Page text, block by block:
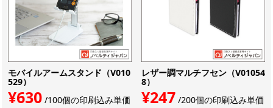
モバイルアームスタンド（V010
529）
¥630/100個の印刷込み単価
レザー調マルチフセン（V01054
8）
¥247 /200個の印刷込み単価